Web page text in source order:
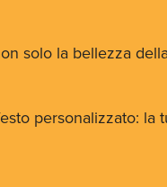
solo la bellezza
personalizzato: la